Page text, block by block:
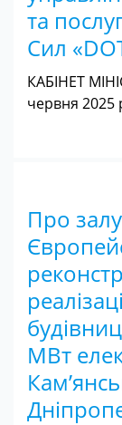
та
Сил
КАБІНЕТ
червня
Про
МВт